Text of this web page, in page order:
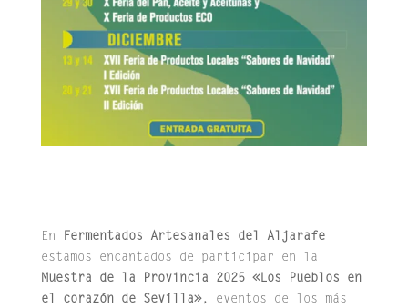
En
Fermentados Artesanales del Aljarafe
estamos encantados de participar en la
Muestra dela Provincia 2025 «Los Pueblos en
el corazón de Sevilla», eventos de los más